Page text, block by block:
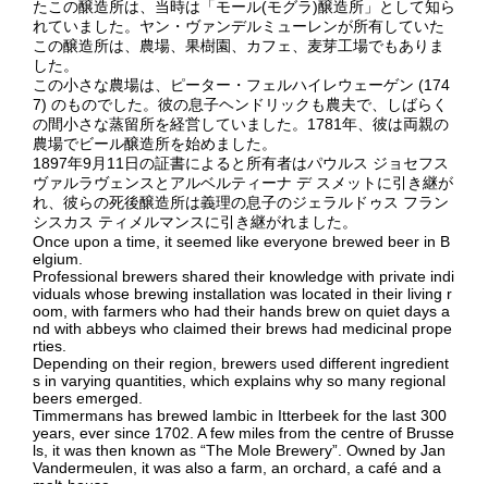
たこの醸造所は、当時は「モール(モグラ)醸造所」として知ら
れていました。ヤン・ヴァンデルミューレンが所有していた
この醸造所は、農場、果樹園、カフェ、麦芽工場でもありま
した。
この小さな農場は、ピーター・フェルハイレウェーゲン (174
7) のものでした。彼の息子ヘンドリックも農夫で、しばらく
の間小さな蒸留所を経営していました。1781年、彼は両親の
農場でビール醸造所を始めました。
1897年9月11日の証書によると所有者はパウルス ジョセフス
ヴァルラヴェンスとアルベルティーナ デ スメットに引き継が
れ、彼らの死後醸造所は義理の息子のジェラルドゥス フラン
シスカス ティメルマンスに引き継がれました。
Once upon a time, it seemed like everyone brewed beer in B
elgium.
Professional brewers shared their knowledge with private indi
viduals whose brewing installation was located in their living r
oom, with farmers who had their hands brew on quiet days a
nd with abbeys who claimed their brews had medicinal prope
rties.
Depending on their region, brewers used different ingredient
s in varying quantities, which explains why so many regional
beers emerged.
Timmermans has brewed lambic in Itterbeek for the last 300
years, ever since 1702. A few miles from the centre of Brusse
ls, it was then known as “The Mole Brewery”. Owned by Jan
Vandermeulen, it was also a farm, an orchard, a café and a